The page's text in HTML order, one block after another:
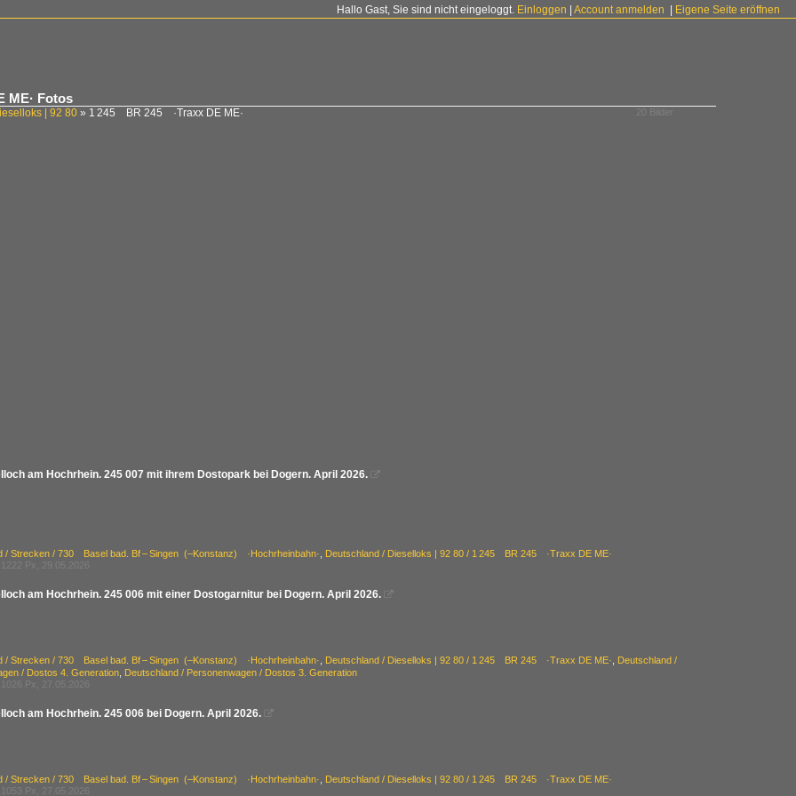
Hallo Gast, Sie sind nicht eingeloggt. Einloggen Account anmelden Eigene Seite eröffnen
ME· Fotos
20 Bilder
| 92 80 » 1 245 BR 245 ·Traxx DE ME·
am Hochrhein. 245 007 mit ihrem Dostopark bei Dogern. April 2026. 
/ Strecken / 730 Basel bad. Bf – Singen (–Konstanz) ·Hochrheinbahn· Deutschland / Dieselloks | 92 80 / 1 245 BR 245 ·Traxx DE ME·
Px, 29.05.2026
am Hochrhein. 245 006 mit einer Dostogarnitur bei Dogern. April 2026. 
/ Strecken / 730 Basel bad. Bf – Singen (–Konstanz) ·Hochrheinbahn· Deutschland / Dieselloks | 92 80 / 1 245 BR 245 ·Traxx DE ME·
Deutschland /
/ Dostos 4. Generation Deutschland / Personenwagen / Dostos 3. Generation
Px, 27.05.2026
am Hochrhein. 245 006 bei Dogern. April 2026. 
/ Strecken / 730 Basel bad. Bf – Singen (–Konstanz) ·Hochrheinbahn· Deutschland / Dieselloks | 92 80 / 1 245 BR 245 ·Traxx DE ME·
Px, 27.05.2026